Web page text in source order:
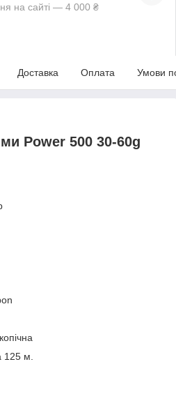
на сайті — 4 000 ₴
Доставка Оплата Умови
Power 500 30-60g
125 м.